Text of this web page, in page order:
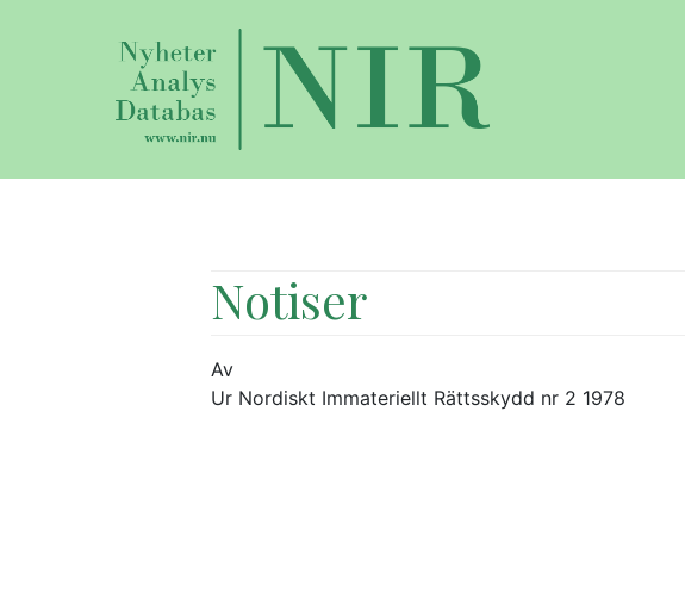
Notiser
Av
Ur Nordiskt Immateriellt Rättsskydd nr 2 1978